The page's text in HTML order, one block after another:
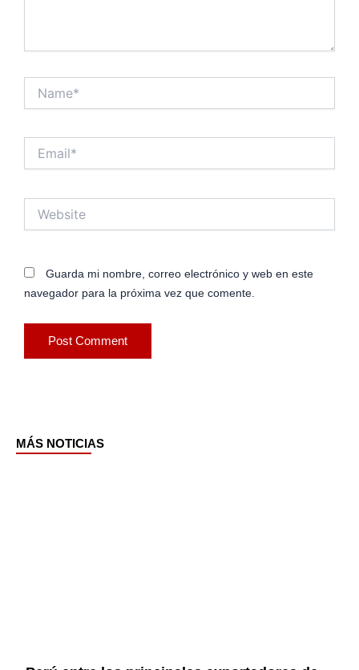
Guarda mi nombre, correo electrónico y web en este
navegador para la próxima vez que comente.
MÁS NOTICIAS